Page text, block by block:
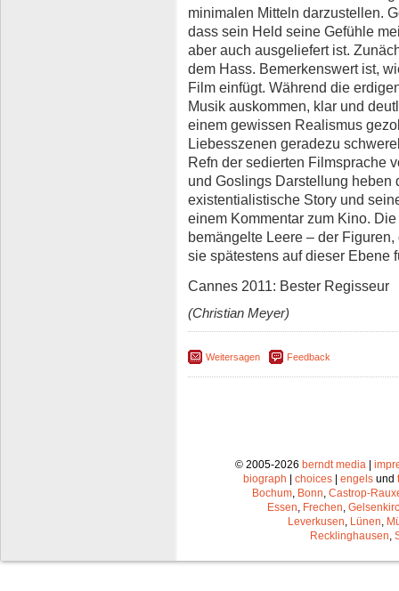
minimalen Mitteln darzustellen.
dass sein Held seine Gefühle
aber auch ausgeliefert ist.
dem Hass. Bemerkenswert ist,
Film einfügt. Während die
Musik auskommen, klar und
einem gewissen Realismus
Liebesszenen geradezu
Refn der sedierten Filmsprache
und Goslings Darstellung heben
existentialistische Story und
einem Kommentar zum Kino.
bemängelte Leere – der
sie spätestens auf dieser Ebene
Cannes 2011: Bester Regisseur
(Christian Meyer)
Weitersagen Feedback
© 2005-2026 berndt media|
biograph
choices engels und
Bochum, Bonn, Castrop-
Essen, Frechen,
Leverkusen, Lünen,
Recklinghausen,